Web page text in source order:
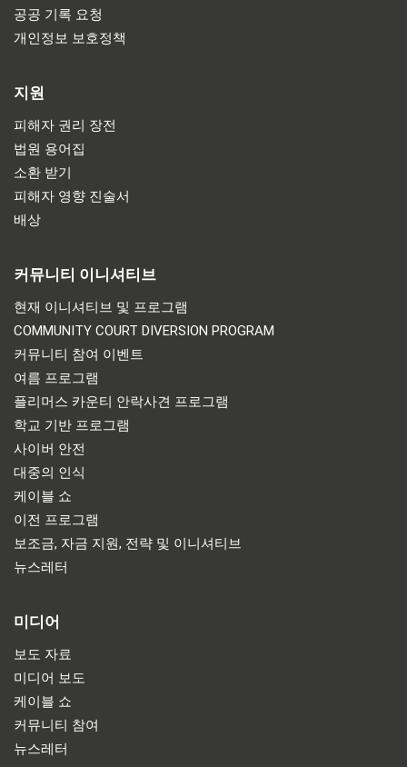
공공 기록 요청
개인정보 보호정책
지원
피해자 권리 장전
법원 용어집
소환 받기
피해자 영향 진술서
배상
커뮤니티 이니셔티브
현재 이니셔티브 및 프로그램
COMMUNITY COURT DIVERSION PROGRAM
커뮤니티 참여 이벤트
여름 프로그램
플리머스 카운티 안락사견 프로그램
학교 기반 프로그램
사이버 안전
대중의 인식
케이블 쇼
이전 프로그램
보조금, 자금 지원, 전략 및 이니셔티브
뉴스레터
미디어
보도 자료
미디어 보도
케이블 쇼
커뮤니티 참여
뉴스레터